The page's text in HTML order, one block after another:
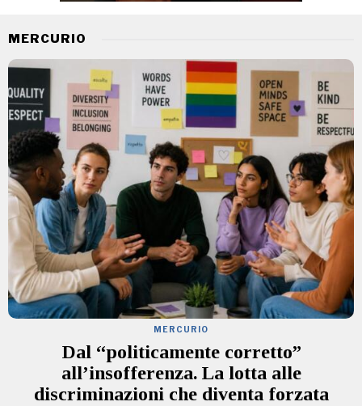
MERCURIO
MERCURIO
Dal “politicamente corretto”
all’insofferenza. La lotta alle
discriminazioni che diventa forzata